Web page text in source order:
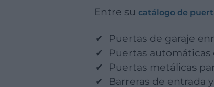
Entre su catálogo de
Puertas de garaje
Puertas automáticas
Puertas metálicas
Barreras de entrada